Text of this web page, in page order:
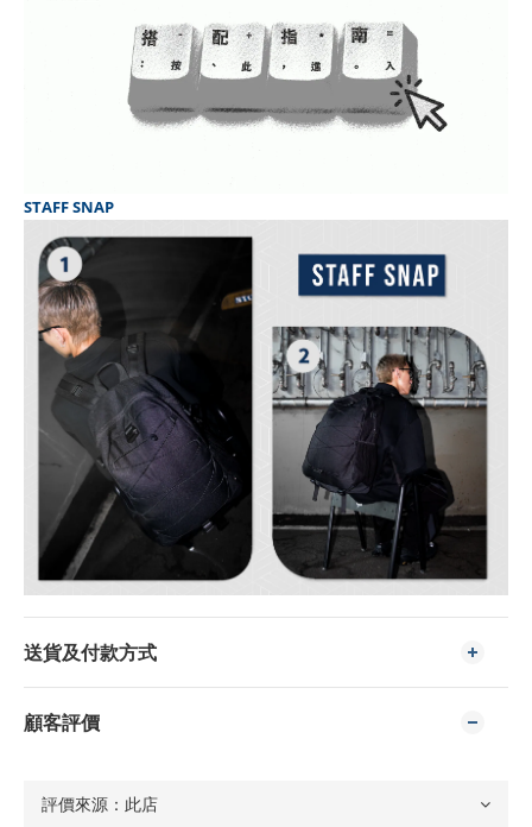
STAFF SNAP
送貨及付款方式
顧客評價